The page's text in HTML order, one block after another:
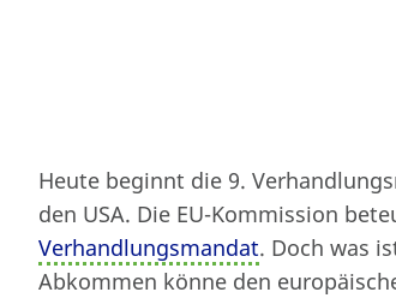
Heute beginnt die 9.
den USA. Die EU-Kommission
Verhandlungsmandat. Doch was
Abkommen könne den